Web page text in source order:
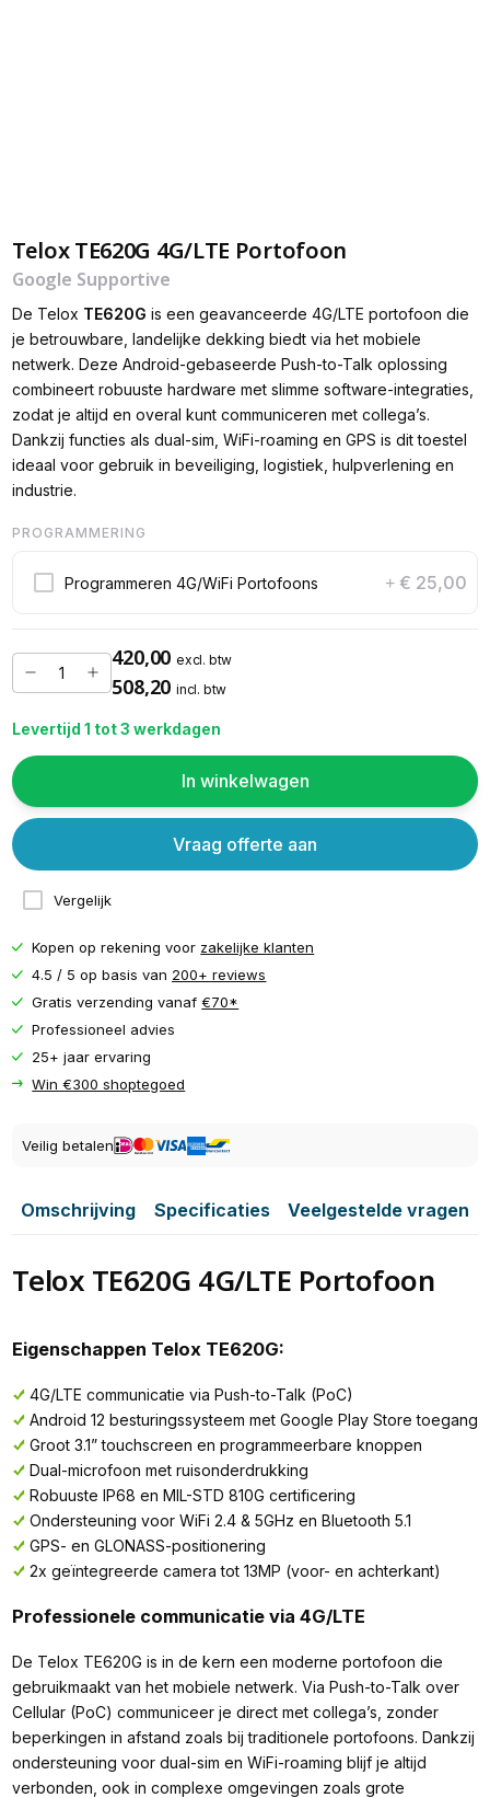
Telox TE620G 4G/LTE Portofoon
Google Supportive
De Telox TE620G is een geavanceerde 4G/LTE portofoon die
je betrouwbare, landelijke dekking biedt via het mobiele
netwerk. Deze Android-gebaseerde Push-to-Talk oplossing
combineert robuuste hardware met slimme software-integraties,
zodat je altijd en overal kunt communiceren met collega’s.
Dankzij functies als dual-sim, WiFi-roaming en GPS is dit toestel
ideaal voor gebruik in beveiliging, logistiek, hulpverlening en
industrie.
PROGRAMMERING
Programmeren 4G/WiFi Portofoons + € 25,00
420,00 excl. btw
508,20 incl. btw
Levertijd 1 tot 3 werkdagen
In winkelwagen
Vergelijk
Vraag offerte aan
Kopen op rekening voor zakelijke klanten
4.5 / 5 op basis van 200+ reviews
Gratis verzending vanaf€70*
Professioneel advies
25+ jaar ervaring
Win €300 shoptegoed
Veilig betalen
Omschrijving Specificaties Veelgestelde vragen
Telox TE620G 4G/LTE Portofoon
Eigenschappen Telox TE620G:
4G/LTE communicatie via Push-to-Talk (PoC)
Android 12 besturingssysteem met Google Play Store toegang
Groot 3.1” touchscreen en programmeerbare knoppen
Dual-microfoon met ruisonderdrukking
Robuuste IP68 en MIL-STD 810G certificering
Ondersteuning voor WiFi 2.4 & 5GHz en Bluetooth 5.1
GPS- en GLONASS-positionering
2x geïntegreerde camera tot 13MP (voor- en achterkant)
Professionele communicatie via 4G/LTE
De Telox TE620G is in de kern een moderne portofoon die
gebruikmaakt van het mobiele netwerk. Via Push-to-Talk over
Cellular (PoC) communiceer je direct met collega’s, zonder
beperkingen in afstand zoals bij traditionele portofoons. Dankzij
ondersteuning voor dual-sim en WiFi-roaming blijf je altijd
verbonden, ook in complexe omgevingen zoals grote